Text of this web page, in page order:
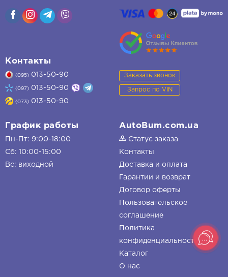
Контакты
(095) 013-50-90
(097) 013-50-90
(073) 013-50-90
Заказать звонок
Запрос по VIN
График работы
Пн-Пт: 9:00-18:00
Сб: 10:00-15:00
Вс: виходной
AutoBum.com.ua
Статус заказа
Контакты
Доставка и оплата
Гарантии и возврат
Договор оферты
Пользовательское
соглашение
Политика
конфиденциальности
Каталог
О нас